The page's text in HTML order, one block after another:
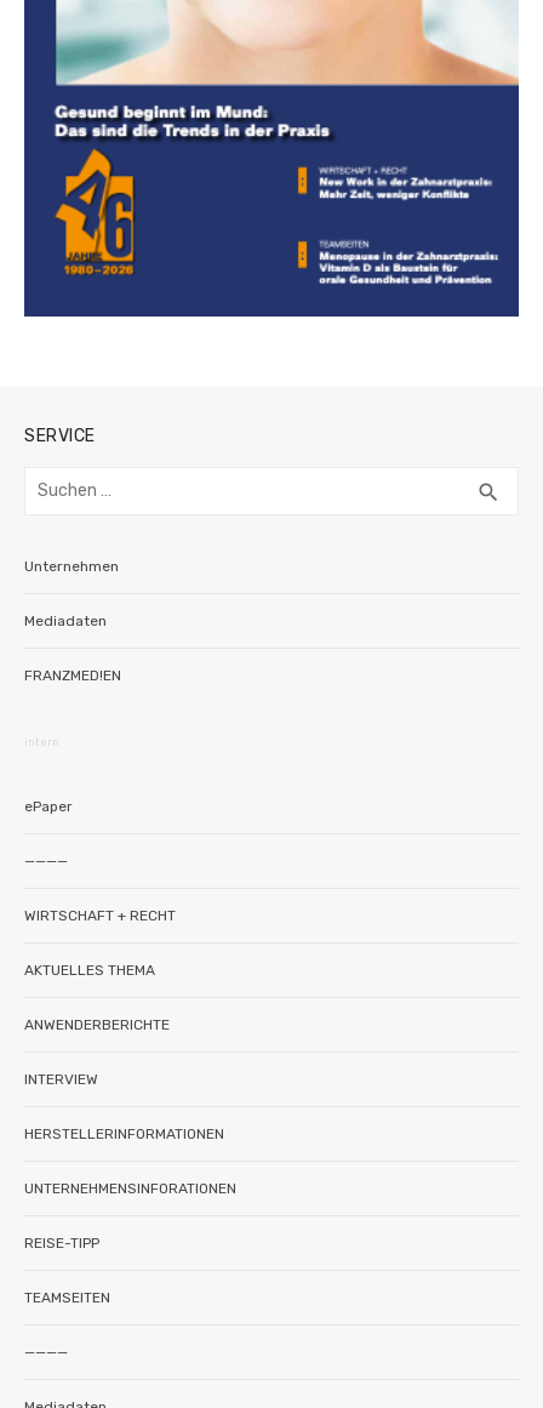
SERVICE
Suchen
search
Unternehmen
Mediadaten
FRANZMED!EN
intern
ePaper
————
WIRTSCHAFT + RECHT
AKTUELLES THEMA
ANWENDERBERICHTE
INTERVIEW
HERSTELLERINFORMATIONEN
UNTERNEHMENSINFORATIONEN
REISE-TIPP
TEAMSEITEN
————